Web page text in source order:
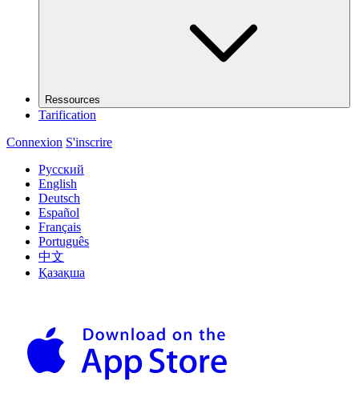
Ressources
Tarification
Connexion S'inscrire
Русский
English
Deutsch
Español
Français
Português
中文
Қазақша